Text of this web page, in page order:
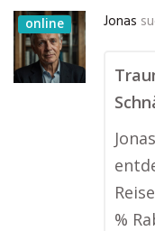
online Jonas
%